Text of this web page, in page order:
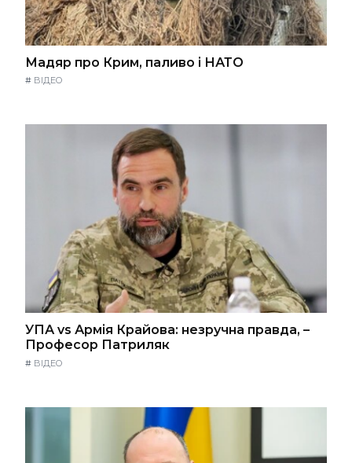
Мадяр про Крим, паливо і НАТО
# ВІДЕО
УПА vs Армія Крайова: незручна правда, –
Професор Патриляк
# ВІДЕО